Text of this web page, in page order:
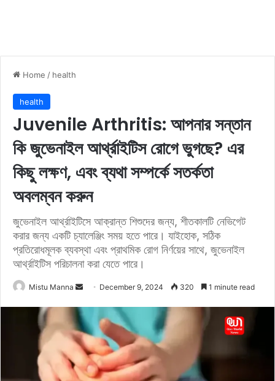
Home / health
health
Juvenile Arthritis: আপনার সন্তান
কি জুভেনাইল আর্থ্রাইটিস রোগে ভুগছে? এর
কিছু লক্ষণ, এবং ব্যথা সম্পর্কে সতর্কতা
অবলম্বন করুন
জুভেনাইল আর্থ্রাইটিসে আক্রান্ত শিশুদের জন্য, শীতকালটি নেভিগেট
করার জন্য একটি চ্যালেঞ্জিং সময় হতে পারে। যাইহোক, সঠিক
প্রতিরোধমূলক ব্যবস্থা এবং প্রাথমিক রোগ নির্ণয়ের সাথে, জুভেনাইল
আর্থ্রাইটিস পরিচালনা করা যেতে পারে।
Mistu Manna
n
d
a
n
e
December 9, 2024 320 1 minute read